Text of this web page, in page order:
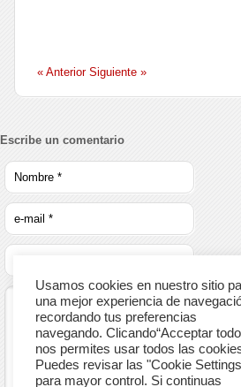
« Anterior Siguiente »
Escribe un comentario
Usamos cookies en nuestro sitio
una mejor experiencia de
recordando tus preferencias
navegando. Clicando“Acceptar
nos permites usar todos las
Puedes revisar las "Cookie
para mayor control. Si continuas